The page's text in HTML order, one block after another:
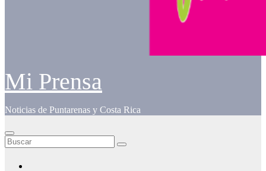
Mi Prensa
Noticias de Puntarenas y Costa Rica